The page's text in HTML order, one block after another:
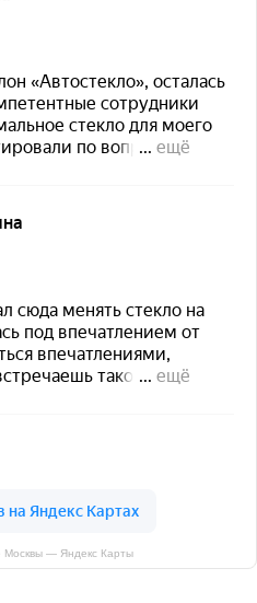
Москвы — Яндекс Карты